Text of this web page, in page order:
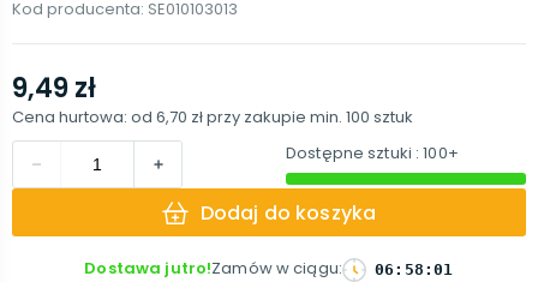
Kod producenta: SE010103013
9,49 zł
Cena hurtowa: od 6,70 złprzy zakupie min. 100 sztuk
Dostępne sztuki : 100+
Dodaj do koszyka
Dostawa jutro!Zamów w ciągu: 06 : 58 :00